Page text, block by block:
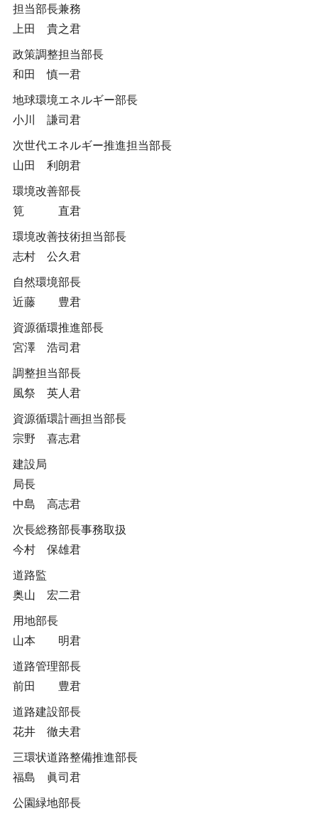
担当部長兼務
上田 貴之君
政策調整担当部長
和田 慎一君
地球環境エネルギー部長
小川 謙司君
次世代エネルギー推進担当部長
山田 利朗君
環境改善部長
筧 直君
環境改善技術担当部長
志村 公久君
自然環境部長
近藤 豊君
資源循環推進部長
宮澤 浩司君
調整担当部長
風祭 英人君
資源循環計画担当部長
宗野 喜志君
建設局
局長
中島 高志君
次長総務部長事務取扱
今村 保雄君
道路監
奥山 宏二君
用地部長
山本 明君
道路管理部長
前田 豊君
道路建設部長
花井 徹夫君
三環状道路整備推進部長
福島 眞司君
公園緑地部長